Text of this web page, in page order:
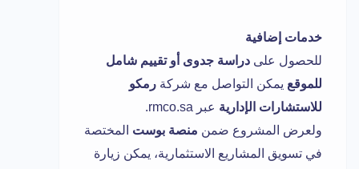
خدمات إضافية
للحصول على دراسة جدوى أو تقييم شامل
للموقع يمكن التواصل مع شركة رمكو
للاستشارات الإدارية عبر rmco.sa
.
ولعرض المشروع ضمن منصة بوست المختصة
في تسويق المشاريع الاستثمارية، يمكن زيارة